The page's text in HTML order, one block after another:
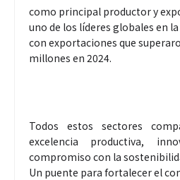
como principal productor y
uno de los líderes globales en
con exportaciones que
millones en 2024.
Todos estos sectores
excelencia productiva,
compromiso con la
Un puente para fortalecer el